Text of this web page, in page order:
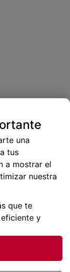
| Política
una
tus
a mostrar el
nuestra
que te
y